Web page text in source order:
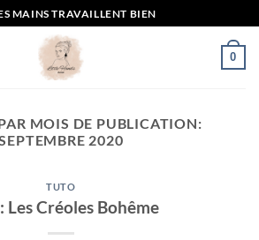
MAINS TRAVAILLENT BIEN
0
MOIS DE PUBLICATION:
2020
TUTO
Les Créoles Bohême